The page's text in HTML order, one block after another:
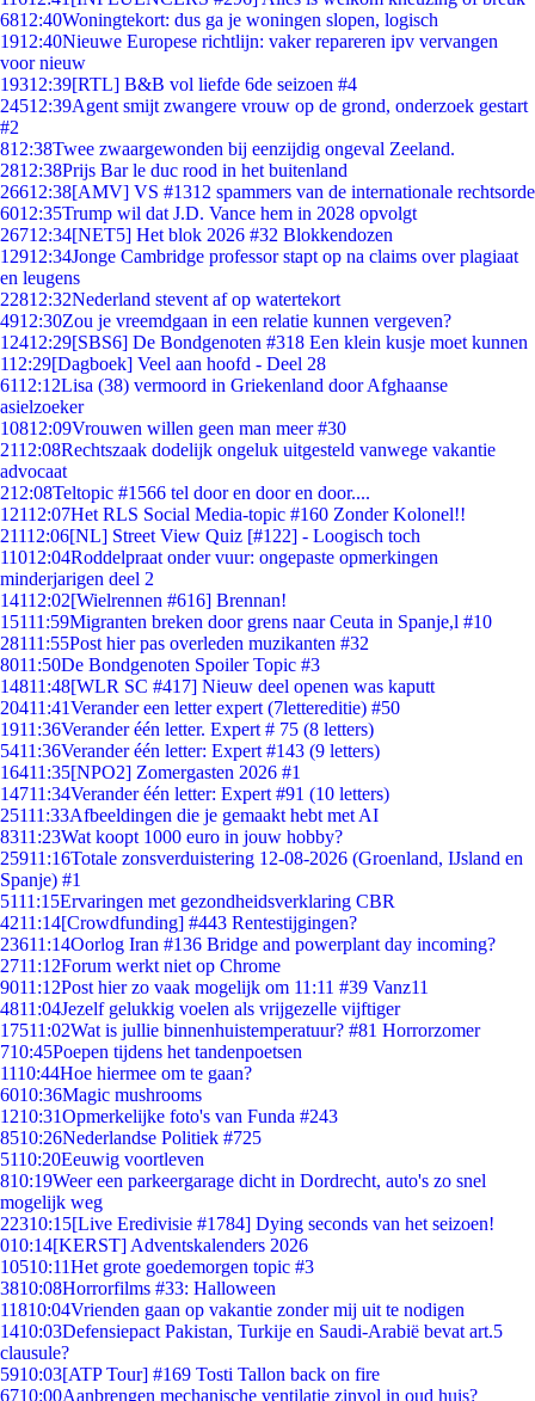
6812:40Woningtekort: dus ga je woningen slopen, logisch
1912:40Nieuwe Europese richtlijn: vaker repareren ipv vervangen
voor nieuw
19312:39[RTL] B&B vol liefde 6de seizoen #4
24512:39Agent smijt zwangere vrouw op de grond, onderzoek gestart
#2
812:38Twee zwaargewonden bij eenzijdig ongeval Zeeland.
2812:38Prijs Bar le duc rood in het buitenland
26612:38[AMV] VS #1312 spammers van de internationale rechtsorde
6012:35Trump wil dat J.D. Vance hem in 2028 opvolgt
26712:34[NET5] Het blok 2026 #32 Blokkendozen
12912:34Jonge Cambridge professor stapt op na claims over plagiaat
en leugens
22812:32Nederland stevent af op watertekort
4912:30Zou je vreemdgaan in een relatie kunnen vergeven?
12412:29[SBS6] De Bondgenoten #318 Een klein kusje moet kunnen
112:29[Dagboek] Veel aan hoofd - Deel 28
6112:12Lisa (38) vermoord in Griekenland door Afghaanse
asielzoeker
10812:09Vrouwen willen geen man meer #30
2112:08Rechtszaak dodelijk ongeluk uitgesteld vanwege vakantie
advocaat
212:08Teltopic #1566 tel door en door en door....
12112:07Het RLS Social Media-topic #160 Zonder Kolonel!!
21112:06[NL] Street View Quiz [#122] - Loogisch toch
11012:04Roddelpraat onder vuur: ongepaste opmerkingen
minderjarigen deel 2
14112:02[Wielrennen #616] Brennan!
15111:59Migranten breken door grens naar Ceuta in Spanje,l #10
28111:55Post hier pas overleden muzikanten #32
8011:50De Bondgenoten Spoiler Topic #3
14811:48[WLR SC #417] Nieuw deel openen was kaputt
20411:41Verander een letter expert (7lettereditie) #50
1911:36Verander één letter. Expert # 75 (8 letters)
5411:36Verander één letter: Expert #143 (9 letters)
16411:35[NPO2] Zomergasten 2026 #1
14711:34Verander één letter: Expert #91 (10 letters)
25111:33Afbeeldingen die je gemaakt hebt met AI
8311:23Wat koopt 1000 euro in jouw hobby?
25911:16Totale zonsverduistering 12-08-2026 (Groenland, IJsland en
Spanje) #1
5111:15Ervaringen met gezondheidsverklaring CBR
4211:14[Crowdfunding] #443 Rentestijgingen?
23611:14Oorlog Iran #136 Bridge and powerplant day incoming?
2711:12Forum werkt niet op Chrome
9011:12Post hier zo vaak mogelijk om 11:11 #39 Vanz11
4811:04Jezelf gelukkig voelen als vrijgezelle vijftiger
17511:02Wat is jullie binnenhuistemperatuur? #81 Horrorzomer
710:45Poepen tijdens het tandenpoetsen
1110:44Hoe hiermee om te gaan?
6010:36Magic mushrooms
1210:31Opmerkelijke foto's van Funda #243
8510:26Nederlandse Politiek #725
5110:20Eeuwig voortleven
810:19Weer een parkeergarage dicht in Dordrecht, auto's zo snel
mogelijk weg
22310:15[Live Eredivisie #1784] Dying seconds van het seizoen!
010:14[KERST] Adventskalenders 2026
10510:11Het grote goedemorgen topic #3
3810:08Horrorfilms #33: Halloween
11810:04Vrienden gaan op vakantie zonder mij uit te nodigen
1410:03Defensiepact Pakistan, Turkije en Saudi-Arabië bevat art.5
clausule?
5910:03[ATP Tour] #169 Tosti Tallon back on fire
6710:00Aanbrengen mechanische ventilatie zinvol in oud huis?